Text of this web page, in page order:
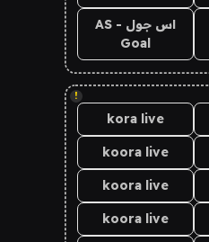
اس جول - AS
Goal
!
kora live
koora live
koora live
koora live